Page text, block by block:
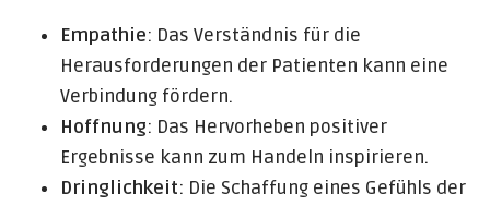
Empathie: Das Verständnis für die
Herausforderungen der Patienten kann eine
Verbindung fördern.
Hoffnung: Das Hervorheben positiver
Ergebnisse kann zum Handeln inspirieren.
Dringlichkeit: Die Schaffung eines Gefühls der